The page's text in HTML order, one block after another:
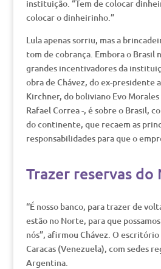
instituição. “Tem de colocar
colocar o dinheirinho.”
Lula apenas sorriu, mas a
tom de cobrança. Embora o Brasil
grandes incentivadores da
obra de Chávez, do ex-presidente
Kirchner, do boliviano Evo
Rafael Correa -, é sobre o Brasil,
do continente, que recaem as
responsabilidades para que o
Trazer reservas do
“É nosso banco, para trazer de
estão no Norte, para que
nós”, afirmou Chávez. O
Caracas (Venezuela), com sedes
Argentina.